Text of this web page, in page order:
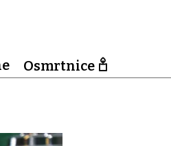
Osmrtnice